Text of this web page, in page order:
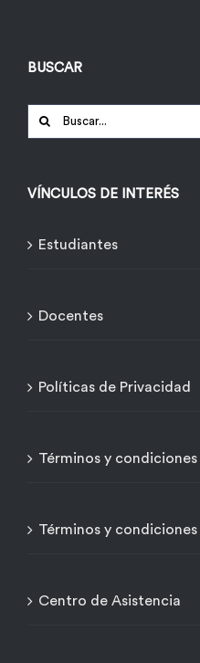
BUSCAR
Buscar:
VÍNCULOS DE INTERÉS
Estudiantes
Docentes
Políticas de Privacidad
Términos y
Términos y
Centro de Asistencia